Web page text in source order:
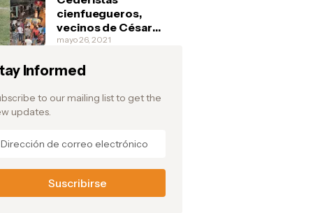
cienfuegueros,
vecinos de César
Prieto, aplauden la
festejan en la barriada
atleta vivía
mayo 26, 2021
Informed
to our mailing list to get the
updates.